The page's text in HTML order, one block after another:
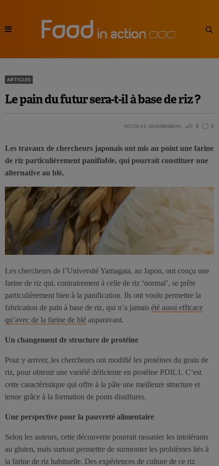
ARTICLES
Le pain du futur sera-t-il à base de riz ?
NICOLAS GUGGENBÜHL 0 0
Les travaux de chercheurs japonais ont mis au point une farine
de riz particulièrement panifiable, qui pourrait constituer une
alternative au blé.
Les chercheurs de l’Université Yamagata, au Japon, ont conçu une
farine de riz qui, contrairement à celle de riz ‘normal’, se prête
particulièrement bien à la panification. Ils ont voulu permettre la
fabrication de pain à base de riz, qui n’a jamais été aussi efficace
qu’avec de la farine de blé auparavant.
Un changement de structure de protéine
Pour y arriver, les chercheurs ont modifié les protéines du grain de
riz, pour obtenir une variété déficiente en protéine PDIL1. C’est
cette caractéristique qui offre à la pâte une meilleure structure et
tenue grâce à la formation de ponts disulfures.
Une perspective pour la pauvreté alimentaire
Selon les auteurs, cette découverte pourrait rassasier les intolérants
au gluten, mais surtout permettre de surmonter les problèmes liés à
la farine de riz habituelle. Des expériences de culture de ce riz